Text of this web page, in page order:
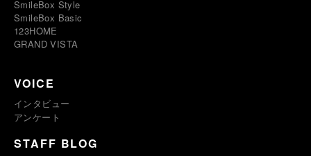
SmileBox Style
SmileBox Basic
123HOME
GRAND VISTA
VOICE
インタビュー
アンケート
STAFF BLOG